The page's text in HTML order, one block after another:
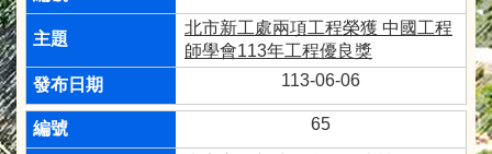
北市新工處兩項工程榮獲 中國工程
師學會113年工程優良獎
113-06-06
65